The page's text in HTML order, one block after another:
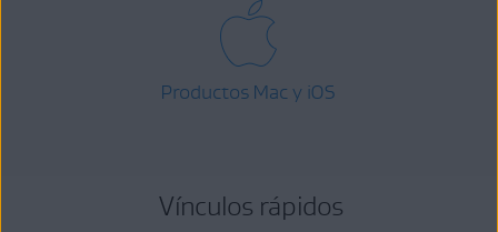
Productos Mac y iOS
Vínculos rápidos